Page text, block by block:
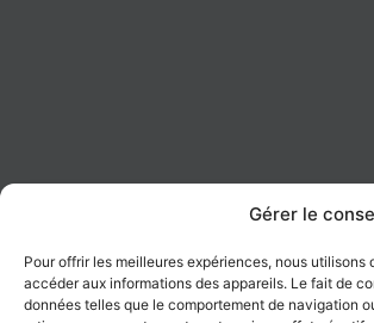
Gérer le
Pour offrir les meilleures expériences, nous
accéder aux informations des appareils. Le fait de
données telles que le comportement de navigation